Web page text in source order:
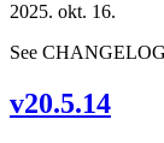
2025. okt. 16.
See
v20.5.14